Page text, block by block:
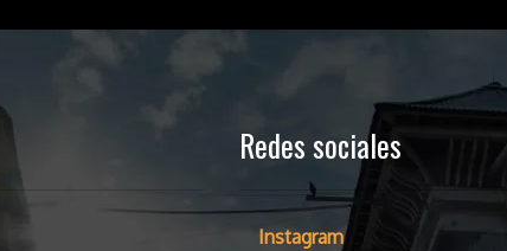
Redes sociales
Instagram